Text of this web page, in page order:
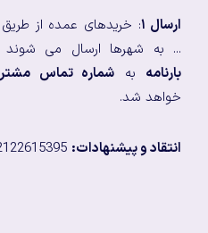
ارسال ۱ : خریدهای عمده از
... به شهرها ارسال می شوند
بارنامه به شماره تماس
خواهد شد.
انتقاد و پیشنهادات: